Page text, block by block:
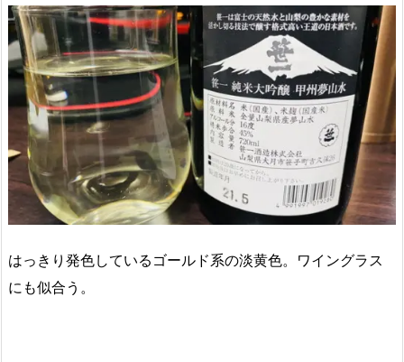
はっきり発色しているゴールド系の淡黄色。ワイングラス
にも似合う。